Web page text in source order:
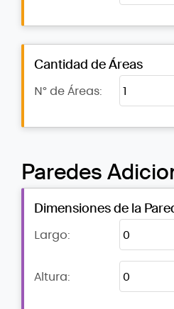
Cantidad de Áreas
N° de Áreas:
Paredes
Dimensiones de la
Largo:
Altura: